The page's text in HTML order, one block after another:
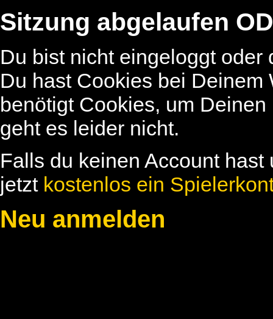
Sitzung abgelaufen
Du bist nicht eingeloggt
Du hast Cookies bei
benötigt Cookies, um
geht es leider nicht.
Falls du keinen Account
jetzt kostenlos ein
Neu anmelden